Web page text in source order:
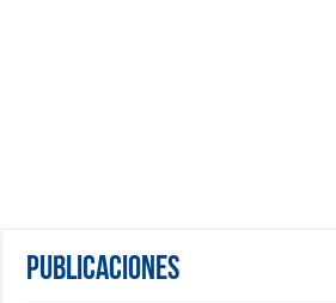
Publicaciones